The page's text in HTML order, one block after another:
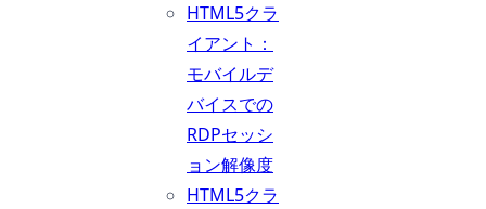
HTML5クラ
イアント：
モバイルデ
バイスでの
RDPセッシ
ョン解像度
HTML5クラ